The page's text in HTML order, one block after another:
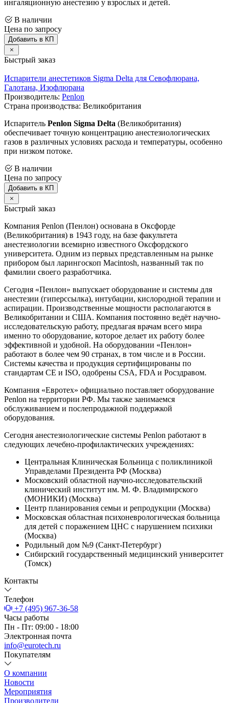
ингаляционную анестезию у взрослых и детей.
В наличии
Цена по запросу
Добавить в КП
Быстрый заказ
Испарители анестетиков Sigma Delta для Севофлюрана,
Галотана, Изофлюрана
Производитель: Penlon
Страна производства: Великобритания
Испаритель Penlon Sigma Delta (Великобритания)
обеспечивает точную концентрацию анестезиологических
газов в различных условиях расхода и температуры, особенно
при низком потоке.
В наличии
Цена по запросу
Добавить в КП
Быстрый заказ
Компания Penlon (Пенлон) основана в Оксфорде
(Великобритания) в 1943 году, на базе факультета
анестезиологии всемирно известного Оксфордского
университета. Одним из первых представленным на рынке
прибором был ларингоскоп Macintosh, названный так по
фамилии своего разработчика.
Сегодня «Пенлон» выпускает оборудование и системы для
анестезии (гиперссылка), интубации, кислородной терапии и
аспирации. Производственные мощности располагаются в
Великобритании и США. Компания постоянно ведёт научно-
исследовательскую работу, предлагая врачам всего мира
именно то оборудование, которое делает их работу более
эффективной и удобной. На оборудовании «Пенлон»
работают в более чем 90 странах, в том числе и в России.
Системы качества и продукция сертифицированы по
стандартам CE и ISO, одобрены CSA, FDA и Росздравом.
Компания «Евротех» официально поставляет оборудование
Penlon на территории РФ. Мы также занимаемся
обслуживанием и послепродажной поддержкой
оборудования.
Сегодня анестезиологические системы Penlon работают в
следующих лечебно-профилактических учреждениях:
Центральная Клиническая Больница с поликлиникой
Управделами Президента РФ (Москва)
Московский областной научно-исследовательский
клинический институт им. М. Ф. Владимирского
(МОНИКИ) (Москва)
Центр планирования семьи и репродукции (Москва)
Московская областная психоневрологическая больница
для детей с поражением ЦНС с нарушением психики
(Москва)
Родильный дом №9 (Санкт-Петербург)
Сибирский государственный медицинский университет
(Томск)
Контакты
Телефон
+7 (495) 967-36-58
Часы работы
Пн - Пт: 09:00 - 18:00
Электронная почта
info@eurotech.ru
Покупателям
О компании
Новости
Мероприятия
Производители